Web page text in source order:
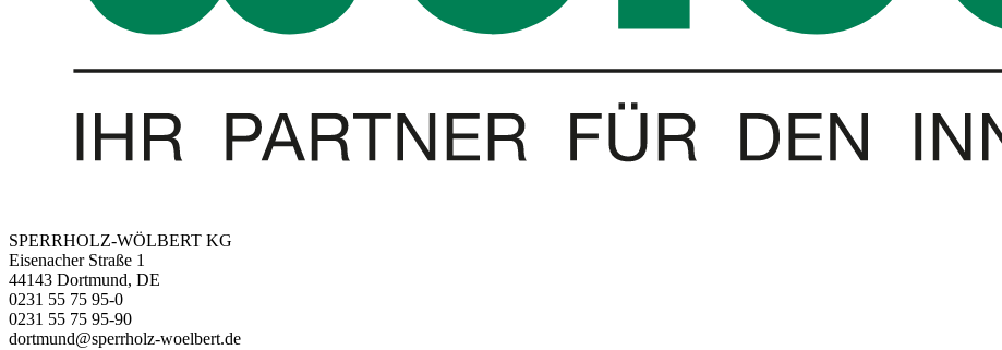
SPERRHOLZ-WÖLBERT KG
Eisenacher Straße 1
44143 Dortmund, DE
0231 55 75 95-0
0231 55 75 95-90
dortmund@sperrholz-woelbert.de